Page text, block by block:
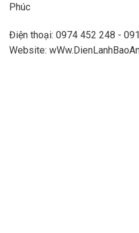
Phúc
Điện thoại: 0974 452 248 -
Website: